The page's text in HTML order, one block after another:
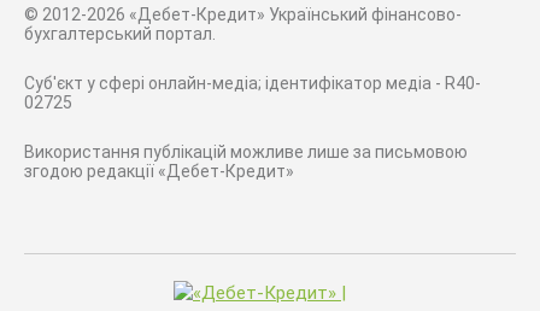
© 2012-2026 «Дебет-Кредит» Український фінансово-
бухгалтерський портал.
Суб'єкт у сфері онлайн-медіа; ідентифікатор медіа - R40-
02725
Використання публікацій можливе лише за письмовою
згодою редакції «Дебет-Кредит»